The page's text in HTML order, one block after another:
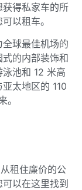
得私家车的所
以租车。
球最佳机场的
的内部装饰和
池和 12 米高
太地区的 110
从租住廉价的公
以在这里找到